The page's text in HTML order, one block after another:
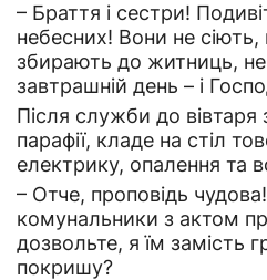
– Браття і сестри!
небесних! Вони не
збирають до житниць,
завтрашній день – і
Після служби до вівтаря
парафії, кладе на стіл
електрику, опалення та
– Отче, проповідь
комунальники з актом
дозвольте, я їм замість
покришу?